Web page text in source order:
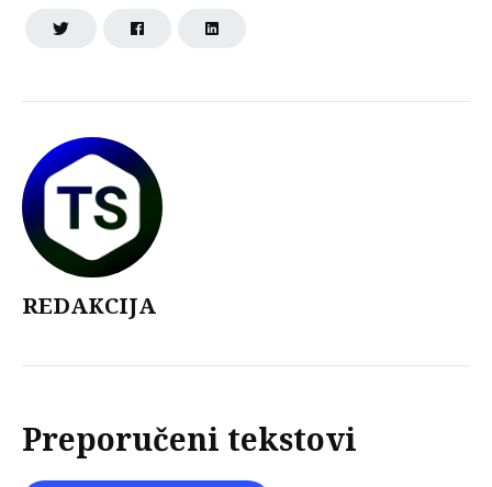
REDAKCIJA
Preporučeni tekstovi